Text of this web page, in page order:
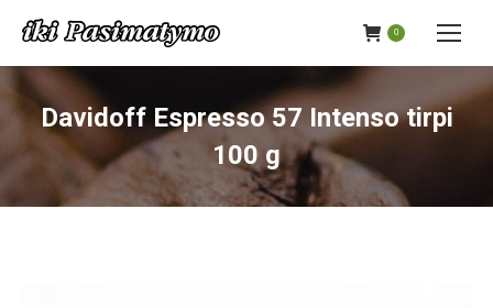
0
Davidoff Espresso 57 Intenso tirpi
100 g